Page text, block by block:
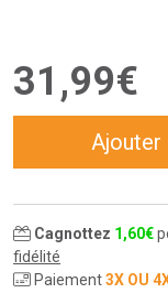
31 ,99€
Ajouter
Cagnottez 1,60€
fidélité
Paiement3X OU